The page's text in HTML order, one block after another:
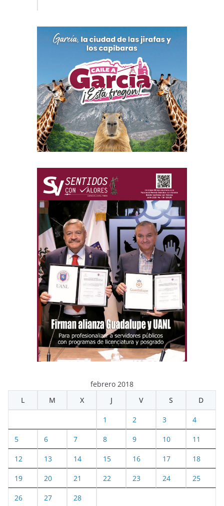
febrero 2018
L
M X J V S D
1 2 3 4
5 6 7 8 9 10 11
12 13 14 15 16 17 18
19 20 21 22 23 24 25
26 27 28